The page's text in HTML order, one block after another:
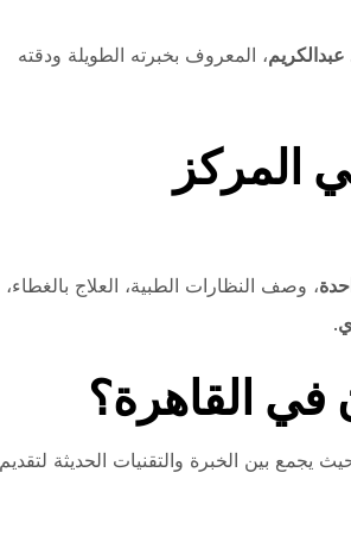
، المعروف بخبرته الطويلة ودقته
المركز
، وصف النظارات الطبية، العلاج بالغطاء،
.
القاهرة؟
يجمع بين الخبرة والتقنيات الحديثة لتقديم